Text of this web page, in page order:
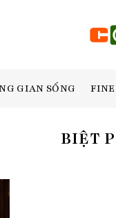
GIAN SỐNG
BIỆT